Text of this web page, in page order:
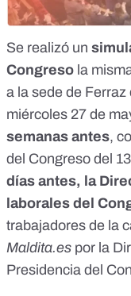
Se realizó un
Congreso la
a la sede de Ferraz
miércoles 27 de
semanas antes,
del Congreso del
días antes, la
laborales del
trabajadores de la
Maldita.es por la
Presidencia del